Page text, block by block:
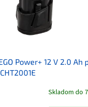
Power+ 12 V 2.0 Ah
Skladom do